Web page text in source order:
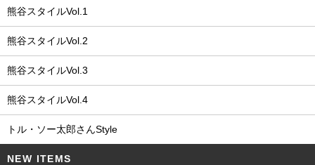
熊谷スタイルVol.1
熊谷スタイルVol.2
熊谷スタイルVol.3
熊谷スタイルVol.4
トル・ソー太郎さんStyle
NEW ITEMS